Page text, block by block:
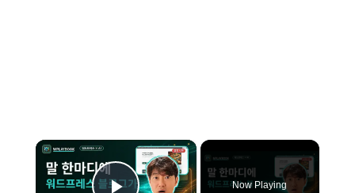
×
Now Playing